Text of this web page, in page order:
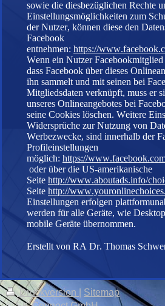
sowie die diesbezüglichen Rechte
Einstellungsmöglichkeiten zum
der Nutzer, können diese den
Facebook
entnehmen: https://
Wenn ein Nutzer
dass Facebook über dieses
ihn sammelt und mit seinen bei
Mitgliedsdaten verknüpft, muss er
unseres Onlineangebotes bei
seine Cookies löschen. Weitere
Widersprüche zur Nutzung von
Werbezwecke, sind innerhalb der
Profileinstellungen
möglich: https://
oder über die US-amerikanische
Seite http://www.aboutads.info/
Seite http://
Einstellungen erfolgen
werden für alle Geräte, wie
mobile Geräte übernommen.
Erstellt von RA Dr. Thomas
Druckversion
Sitemap